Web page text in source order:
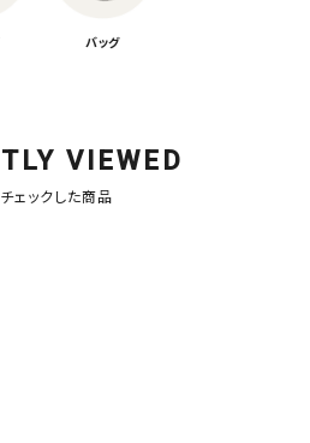
バッグ
VIEWED
ェックした商品